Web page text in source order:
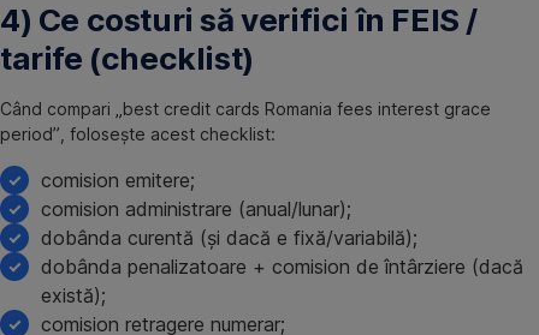
4) Ce costuri să verifici în FEIS /
tarife (checklist)
Când compari „best credit cards Romania fees interest grace
period”, folosește acest checklist:
comision emitere;
comision administrare (anual/lunar);
dobânda curentă (și dacă e fixă/variabilă);
dobânda penalizatoare + comision de întârziere (dacă
există);
comision retragere numerar;